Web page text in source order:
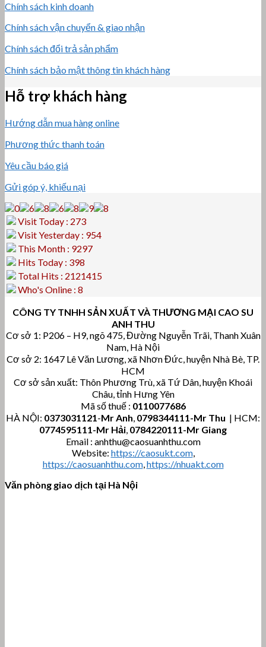
Chính sách kinh doanh
Chính sách vận chuyển & giao nhận
Chính sách đổi trả sản phẩm
Chính sách bảo mật thông tin khách hàng
Hỗ trợ khách hàng
Hướng dẫn mua hàng online
Phương thức thanh toán
Yêu cầu báo giá
Gửi góp ý, khiếu nại
Visit Today : 273
Visit Yesterday : 954
This Month : 9297
Hits Today : 398
Total Hits : 2121415
Who's Online : 8
CÔNG TY TNHH SẢN XUẤT VÀ THƯƠNG MẠI CAO SU
ANH THU
Cơ sở 1: P206 – H9, ngõ 475, Đường Nguyễn Trãi, Thanh Xuân
Nam, Hà Nội
Cơ sở 2: 1647 Lê Văn Lương, xã Nhơn Đức, huyện Nhà Bè, TP.
HCM
Cơ sở sản xuất: Thôn Phương Trù, xã Tứ Dân, huyện Khoái
Châu, tỉnh Hưng Yên
Mã số thuế : 0110077686
HÀ NỘI: 0373031121-Mr Anh, 0798344111-Mr Thu | HCM:
0774595111-Mr Hải, 0784220111-Mr Giang
Email : anhthu@caosuanhthu.com
Website: https://caosukt.com,
https://caosuanhthu.com,https://nhuakt.com
Văn phòng giao dịch tại Hà Nội